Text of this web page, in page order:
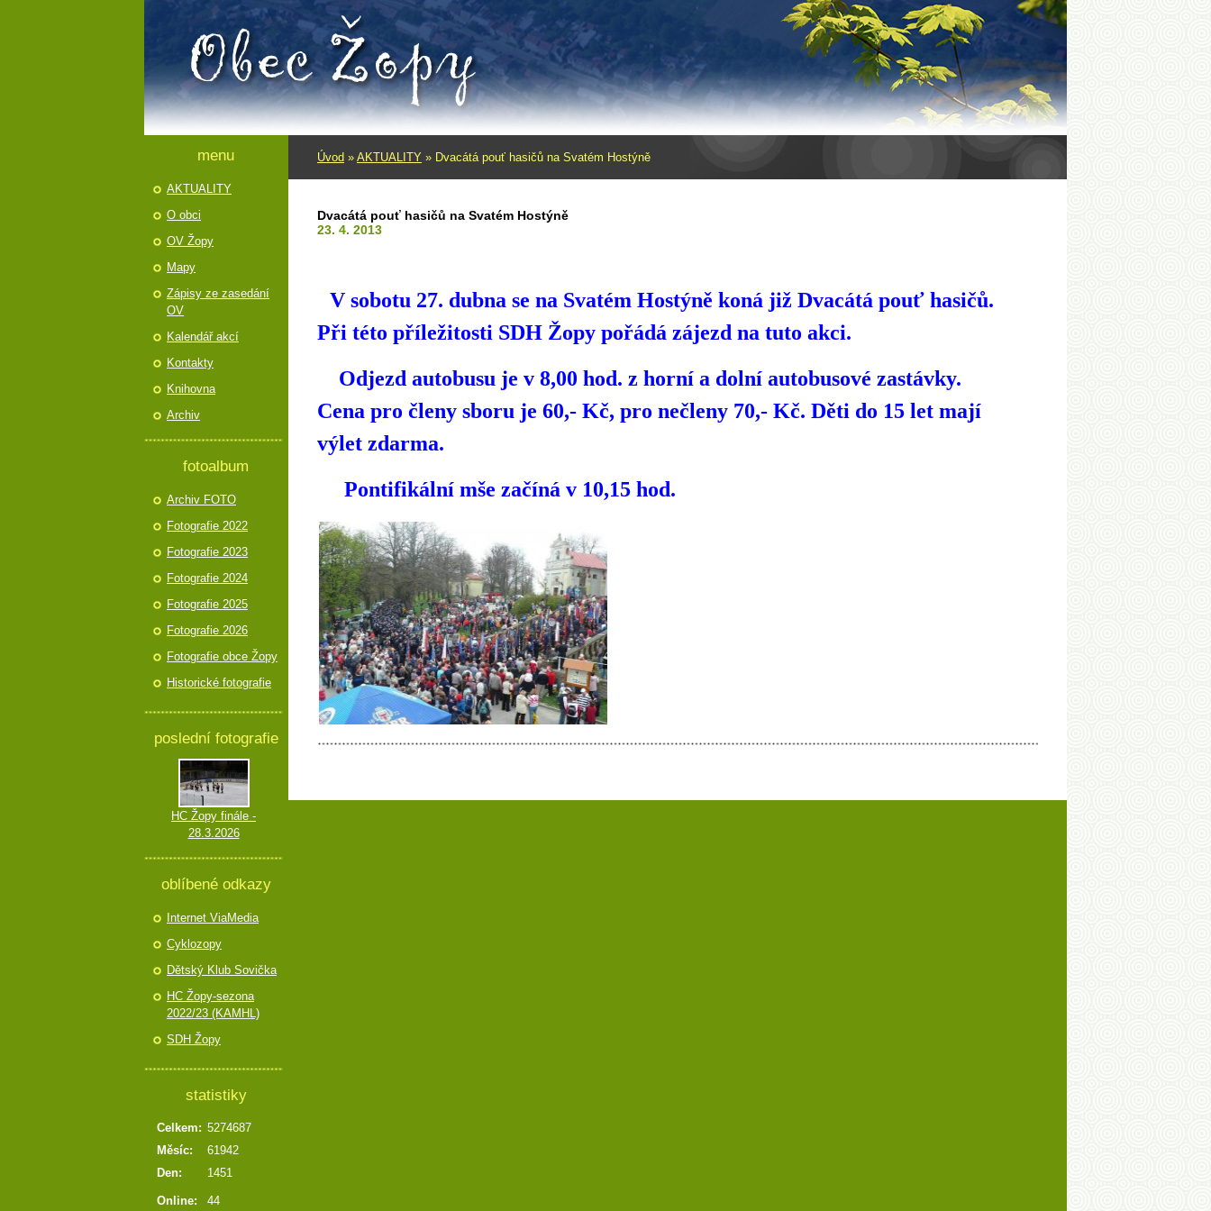
Úvod » AKTUALITY » Dvacátá pouť hasičů na Svatém Hostýně
Dvacátá pouť hasičů na Svatém Hostýně
23. 4. 2013
V sobotu 27. dubna se na Svatém Hostýně koná již Dvacátá pouť hasičů.
Při této příležitosti SDH Žopy pořádá zájezd na tuto akci.
Odjezd autobusu je v 8,00 hod. z horní a dolní autobusové zastávky.
Cena pro členy sboru je 60,- Kč, pro nečleny 70,- Kč. Děti do 15 let mají
výlet zdarma.
Pontifikální mše začíná v 10,15 hod.
menu
AKTUALITY
O obci
OV Žopy
Mapy
Zápisy ze zasedání
OV
Kalendář akcí
Kontakty
Knihovna
Archiv
fotoalbum
Archiv FOTO
Fotografie 2022
Fotografie 2023
Fotografie 2024
Fotografie 2025
Fotografie 2026
Fotografie obce Žopy
Historické fotografie
poslední fotografie
HC Žopy finále -
28.3.2026
oblíbené odkazy
Internet ViaMedia
Cyklozopy
Dětský Klub Sovička
HC Žopy-sezona
2022/23 (KAMHL)
SDH Žopy
statistiky
Online: 44
Celkem: 5274687
Měsíc:
61942
Den:
1451